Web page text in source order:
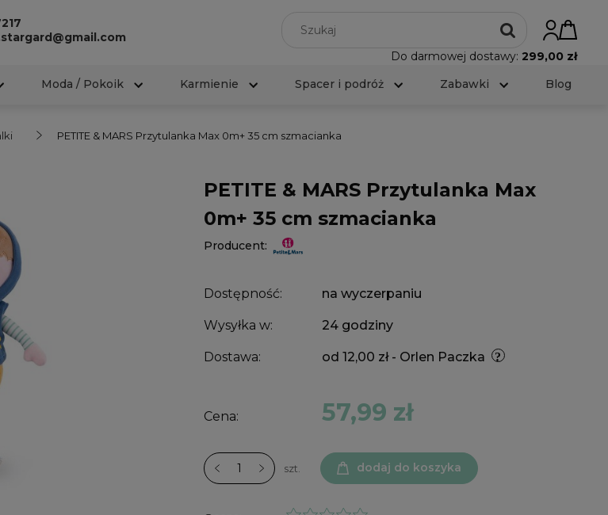
Do darmowej dostawy: 299,00 zł
Moda / Pokoik Karmienie Spacer i podróż Zabawki Blog
PETITE & MARS Przytulanka Max 0m+ 35 cm szmacianka
PETITE & MARS Przytulanka Max
0m+ 35 cm szmacianka
Producent:
Dostępność: na wyczerpaniu
Wysyłka w: 24 godziny
Dostawa: od 12,00 zł - Orlen Paczka
Cena: 57,99 zł
szt. dodaj do koszyka